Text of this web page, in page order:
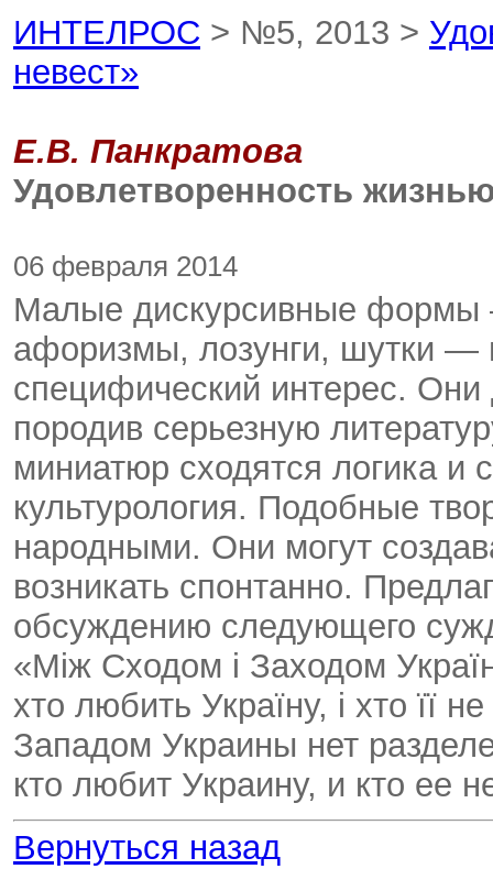
ИНТЕЛРОС > №5, 2013 >
невест»
Е.В. Панкратова
Удовлетворенность
06 февраля 2014
Малые дискурсивные формы
афоризмы, лозунги, шутки —
специфический интерес.
породив серьезную
миниатюр сходятся логика и
культурология. Подобные
народными. Они могут
возникать спонтанно.
обсуждению следующего
«Між Сходом і Заходом
хто любить Україну, і хто її
Западом Украины нет
кто любит Украину, и кто ее
Вернуться назад